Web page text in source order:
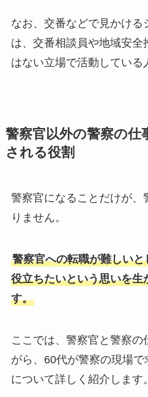
なお、交番などで見かける
は、交番相談員や地域安全
はない立場で活動している
警察官以外の警察の仕
される役割
警察官になることだけが、
りません。
警察官への転職が難しい
役立ちたいという思いを生
す。
ここでは、警察官と警察の
がら、60代が警察の現場
について詳しく紹介します。